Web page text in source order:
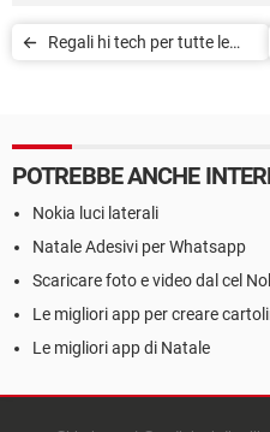
Regali hi tech per tutte le
POTREBBE ANCHE
Nokia luci laterali
Natale Adesivi per Whatsapp
Scaricare foto e video dal cel
Le migliori app per creare
Le migliori app di Natale